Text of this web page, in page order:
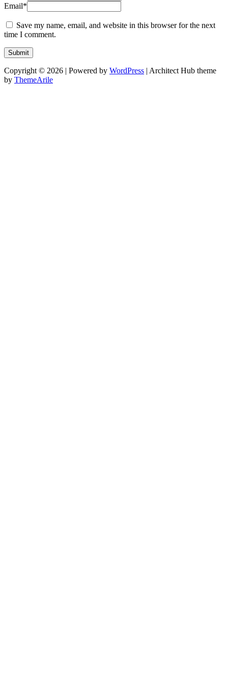
Email*
Save my name, email, and website in this browser for the next
time I comment.
Copyright © 2026 | Powered by WordPress | Architect Hub theme
by ThemeArile